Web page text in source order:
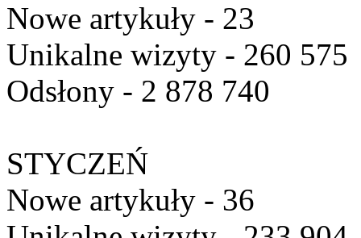
Nowe artykuły - 23
Unikalne wizyty - 260 575
Odsłony - 2 878 740
STYCZEŃ
Nowe artykuły - 36